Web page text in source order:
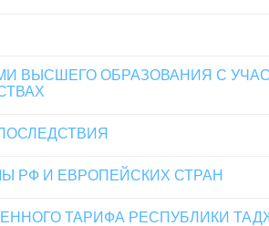
ВЫСШЕГО ОБРАЗОВАНИЯ С
РФ И ЕВРОПЕЙСКИХ СТРАН
ТАРИФА РЕСПУБЛИКИ